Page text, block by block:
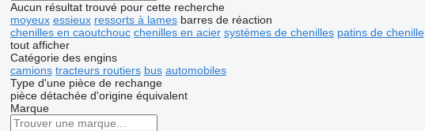
Aucun résultat trouvé pour cette recherche
moyeux essieux ressorts à lames barres de réaction
chenilles en caoutchouc chenilles en acier systèmes de chenilles patins de chenille
tout afficher
Catégorie des engins
camions tracteurs routiers bus automobiles
Type d'une pièce de rechange
pièce détachée d'origine équivalent
Marque